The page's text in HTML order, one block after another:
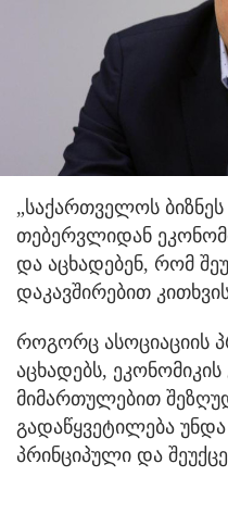
„საქართველოს
თებერვლიდან
და აცხადებენ, რომ
დაკავშირებით
როგორც ასოციაციის
აცხადებს, ეკონომიკის
მიმართულებით
გადაწყვეტილება
პრინციპული და